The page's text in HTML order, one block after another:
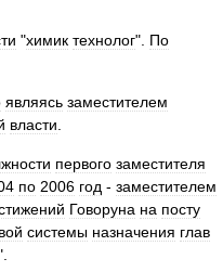
"химик технолог". По
являясь заместителем
власти
первого заместителя
по 2006 год - заместителем
Говоруна на посту
системы назначения глав